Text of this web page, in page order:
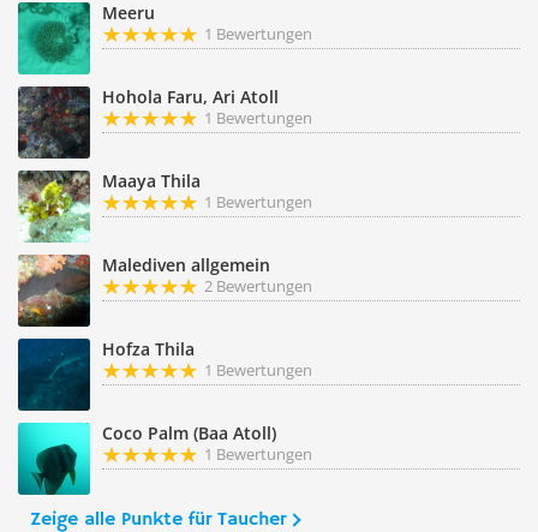
Meeru
1 Bewertungen
Hohola Faru, Ari Atoll
1 Bewertungen
Maaya Thila
1 Bewertungen
Malediven allgemein
2 Bewertungen
Hofza Thila
1 Bewertungen
Coco Palm (Baa Atoll)
1 Bewertungen
Zeige alle Punkte für Taucher